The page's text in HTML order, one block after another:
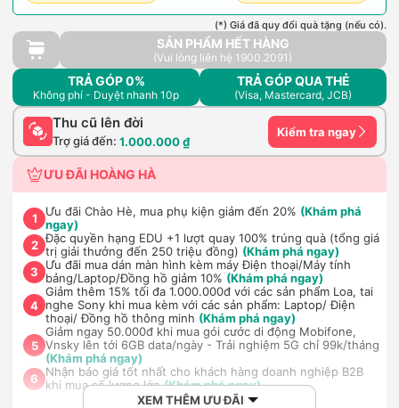
(*) Giá đã quy đổi quà tặng (nếu có).
SẢN PHẨM HẾT HÀNG
(Vui lòng liên hệ 1900.2091)
TRẢ GÓP 0%
Không phí - Duyệt nhanh 10p
TRẢ GÓP QUA THẺ
(Visa, Mastercard, JCB)
Thu cũ lên đời
Trợ giá đến: 1.000.000 ₫
Kiểm tra ngay
ƯU ĐÃI HOÀNG HÀ
1 Ưu đãi Chào Hè, mua phụ kiện giảm đến 20% (Khám phá
ngay)
2 Đặc quyền hạng EDU +1 lượt quay 100% trúng quà (tổng giá
trị giải thưởng đến 250 triệu đồng) (Khám phá ngay)
3
Ưu đãi mua dán màn hình kèm máy Điện thoại/Máy tính
bảng/Laptop/Đồng hồ giảm 10% (Khám phá ngay)
4
Giảm thêm 15% tối đa 1.000.000đ với các sản phẩm Loa, tai
nghe Sony khi mua kèm với các sản phẩm: Laptop/ Điện
thoại/ Đồng hồ thông minh (Khám phá ngay)
5
Giảm ngay 50.000đ khi mua gói cước di động Mobifone,
Vnsky lên tới 6GB data/ngày - Trải nghiệm 5G chỉ 99k/tháng
(Khám phá ngay)
6
Nhận báo giá tốt nhất cho khách hàng doanh nghiệp B2B
khi mua số lượng lớn(Khám phá ngay)
XEM THÊM ƯU ĐÃI